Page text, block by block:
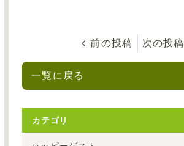
前の投稿 次の投稿
一覧に戻る
カテゴリ